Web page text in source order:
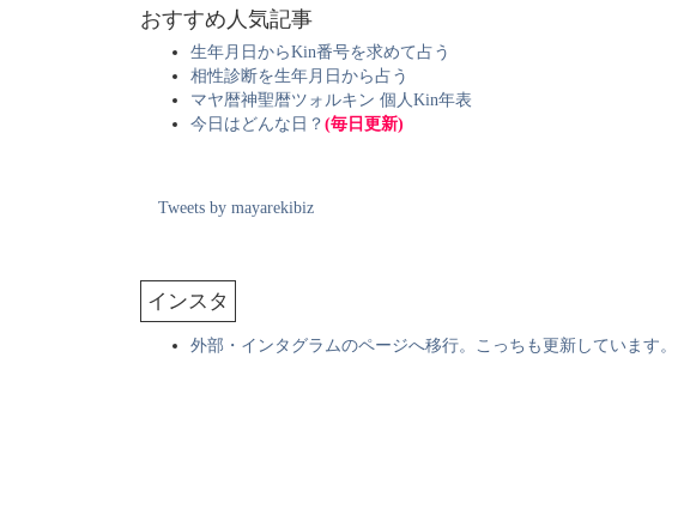
おすすめ人気記事
生年月日からKin番号を求めて占う
相性診断を生年月日から占う
マヤ暦神聖暦ツォルキン 個人Kin年表
今日はどんな日？ (毎日更新)
Tweets by mayarekibiz
インスタ
外部・インタグラムのページへ移行。こっちも更新しています。